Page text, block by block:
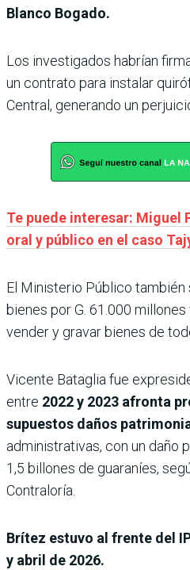
Blanco Bogado.
Los investigados habrían
un contrato para instalar
Central, generando un
Te puede interesar:
oral y público en el caso
El Ministerio Público
bienes por G. 61.000
vender y gravar bienes de
Vicente Bataglia fue
entre 2022 y 2023 afronta
supuestos daños
administrativas, con un daño
1,5 billones de guaraníes,
Contraloría.
Brítez estuvo al frente del
y abril de 2026.